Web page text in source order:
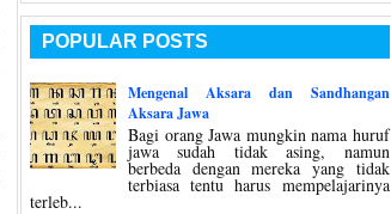
POPULAR POSTS
Mengenal Aksara dan Sandhangan
Aksara Jawa
Bagi orang Jawa mungkin nama huruf
jawa sudah tidak asing, namun
berbeda dengan mereka yang tidak
terbiasa tentu harus mempelajarinya
terleb...